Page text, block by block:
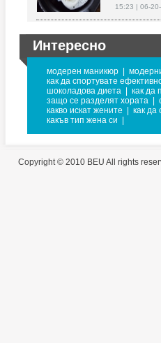
15:23 | 06-
Интересно
модерен маникюр
как да спортувате
шоколадова диета
как да
защо се разделят хората
какво искат жените
как да
какъв тип жена си
Copyright © 2010 BEU All rights